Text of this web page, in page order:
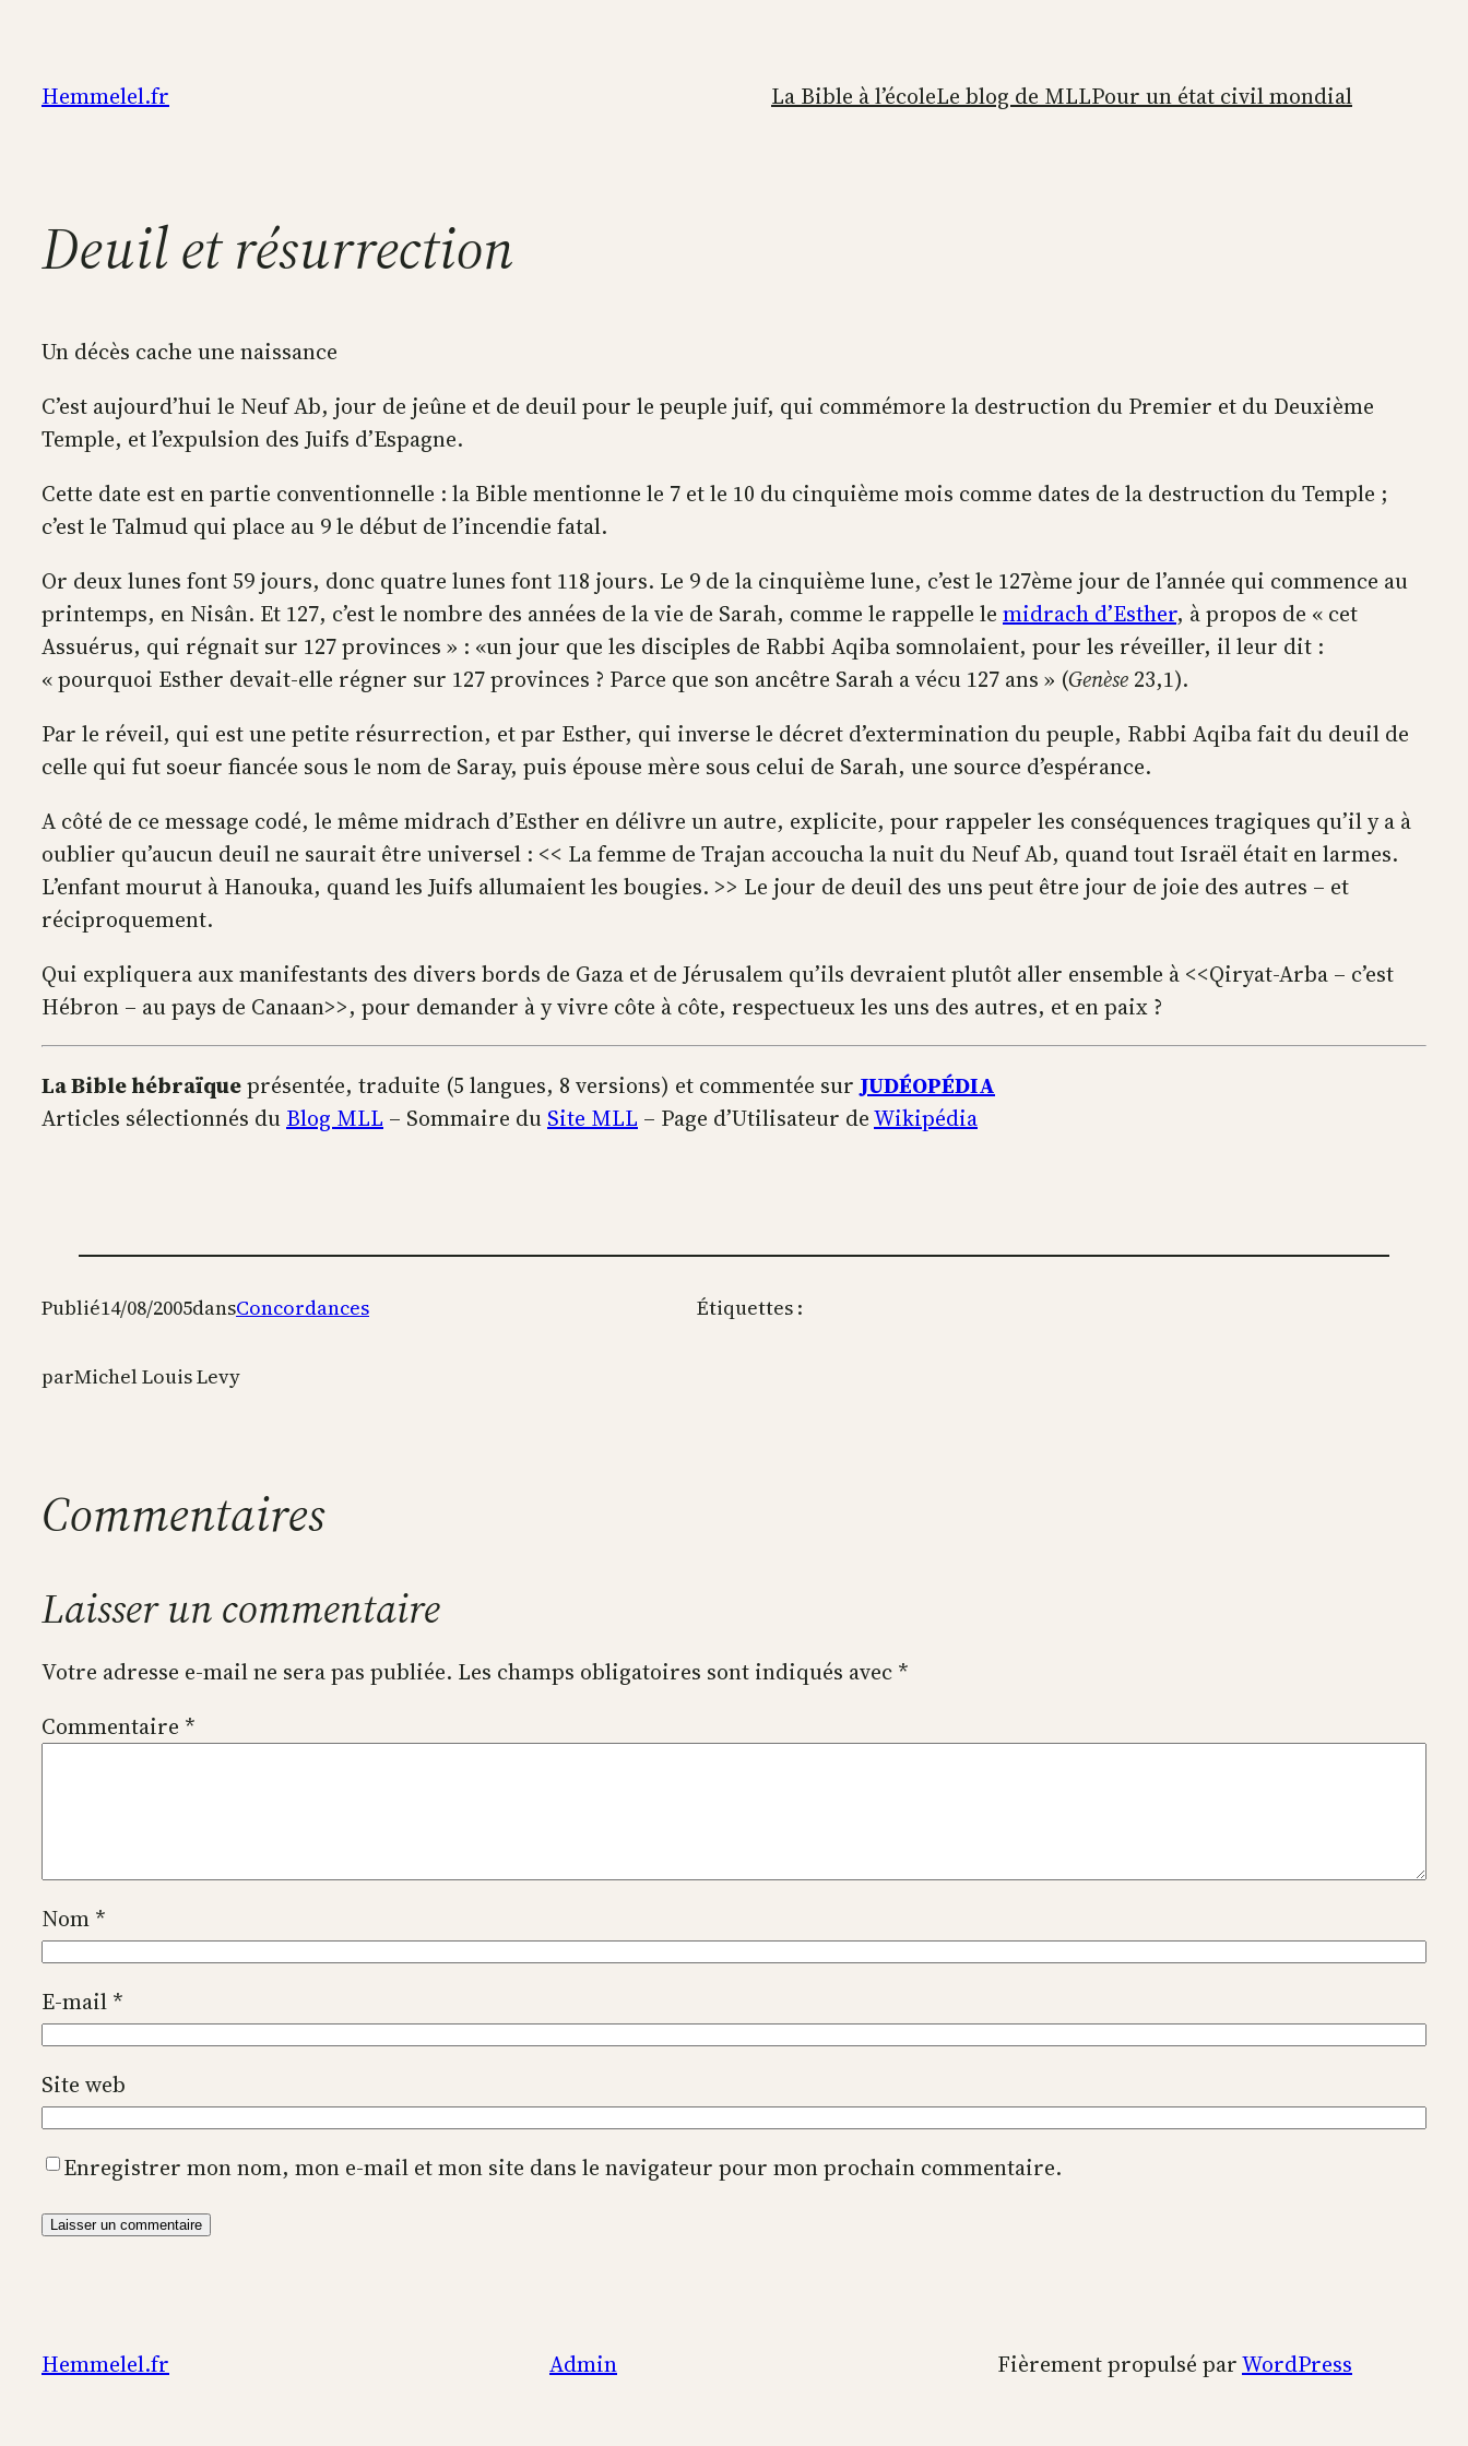
contenu
Hemmelel.fr La Bible à l’écoleLe blog de MLLPour un état civil mondial
Deuil et résurrection
Un décès cache une naissance
C’est aujourd’hui le Neuf Ab, jour de jeûne et de deuil pour le peuple juif, qui commémore la destruction du Premier et du Deuxième
Temple, et l’expulsion des Juifs d’Espagne.
Cette date est en partie conventionnelle : la Bible mentionne le 7 et le 10 du cinquième mois comme dates de la destruction du Temple ;
c’est le Talmud qui place au 9 le début de l’incendie fatal.
Or deux lunes font 59 jours, donc quatre lunes font 118 jours. Le 9 de la cinquième lune, c’est le 127ème jour de l’année qui commence au
printemps, en Nisân. Et 127, c’est le nombre des années de la vie de Sarah, comme le rappelle le midrach d’Esther, à propos de « cet
Assuérus, qui régnait sur 127 provinces » : «un jour que les disciples de Rabbi Aqiba somnolaient, pour les réveiller, il leur dit :
« pourquoi Esther devait-elle régner sur 127 provinces ? Parce que son ancêtre Sarah a vécu 127 ans » (Genèse 23,1).
Par le réveil, qui est une petite résurrection, et par Esther, qui inverse le décret d’extermination du peuple, Rabbi Aqiba fait du deuil de
celle qui fut soeur fiancée sous le nom de Saray, puis épouse mère sous celui de Sarah, une source d’espérance.
A côté de ce message codé, le même midrach d’Esther en délivre un autre, explicite, pour rappeler les conséquences tragiques qu’il y a à
oublier qu’aucun deuil ne saurait être universel : << La femme de Trajan accoucha la nuit du Neuf Ab, quand tout Israël était en larmes.
L’enfant mourut à Hanouka, quand les Juifs allumaient les bougies. >> Le jour de deuil des uns peut être jour de joie des autres – et
réciproquement.
Qui expliquera aux manifestants des divers bords de Gaza et de Jérusalem qu’ils devraient plutôt aller ensemble à <<Qiryat-Arba – c’est
Hébron – au pays de Canaan>>, pour demander à y vivre côte à côte, respectueux les uns des autres, et en paix ?
La Bible hébraïqueprésentée, traduite (5 langues, 8 versions) et commentée surJUDÉOPÉDIA
Articles sélectionnés du Blog MLL – Sommaire du Site MLL – Page d’Utilisateur deWikipédia
Publié14/08/2005dansConcordances
parMichel Louis Levy
Étiquettes :
Commentaires
Laisser un commentaire
Votre adresse e-mail ne sera pas publiée. Les champs obligatoires sont indiqués avec *
Commentaire *
Nom *
E-mail *
Site web
Enregistrer mon nom, mon e-mail et mon site dans le navigateur pour mon prochain commentaire.
Hemmelel.fr Admin Fièrement propulsé parWordPress